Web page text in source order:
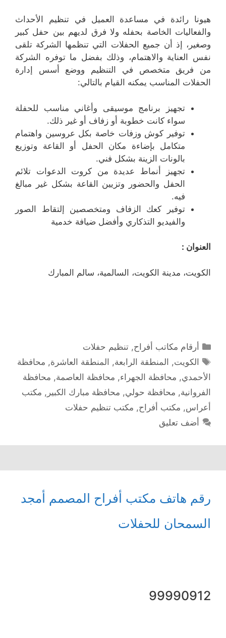
هيونا رائدة في مساعدة العميل في تنظيم الأحداث
والفعاليات الخاصة بحفله ولا فرق لديهم بين حفل كبير
وصغير، إذ أن جميع الحفلات التي تنظمها الشركة تلقى
نفس العناية والاهتمام، وذلك بفضل ما توفره الشركة
من فريق متخصص في التنظيم ووضع أسس إدارة
الحفلات المناسب يمكنه القيام بالتالي:
تجهيز برنامج موسيقى وأغاني مناسب للحفلة
سواء كانت خطوبة أو زفاف أو غير ذلك.
توفير كوش وزفات خاصة بكل عروسين واهتمام
متكامل بإضاءة مكان الحفل أو القاعة وتوزيع
بالونات الزينة بشكل فني.
تجهيز أنماط عديدة من كروت الدعوات تلائم
الحفل والحضور وتزيين القاعة بشكل غير مبالغ
فيه.
توفير كعك الزفاف ومتخصصين إلتقاط الصور
والفيديو التذكاري وأفضل ضيافة خدمية
العنوان :
الكويت، مدينة الكويت، السالمية، سالم المبارك
التصنيفات
أرقام مكاتب أفراح,تنظيم حفلات
الوسوم
الكويت, المنطقة الرابعة, المنطقة العاشرة, محافظة
الأحمدي, محافظة الجهراء, محافظة العاصمة, محافظة
الفروانية, محافظة حولي, محافظة مبارك الكبير , مكتب
أعراس, مكتب أفراح, مكتب تنظيم حفلات
أضف تعليق
رقم هاتف مكتب أفراح المصمم أمجد
السمحان للحفلات
99990912